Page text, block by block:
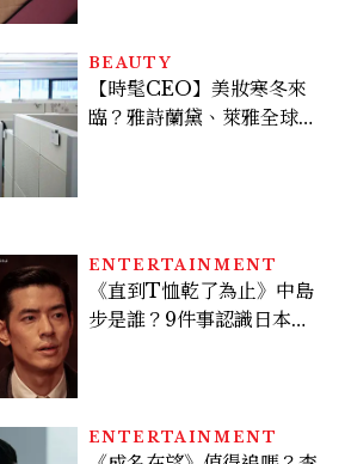
BEAUTY
【時髦CEO】美妝寒冬來
臨？雅詩蘭黛、萊雅全球裁
ENTERTAINMENT
《直到T恤乾了為止》中島
步是誰？9件事認識日本
ENTERTAINMENT